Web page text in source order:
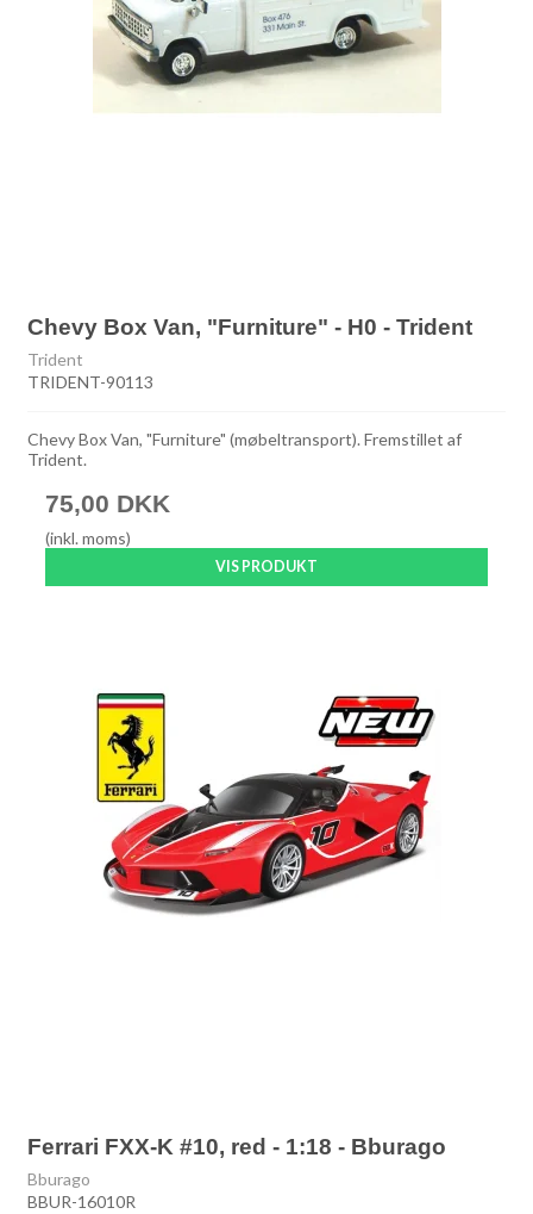
Chevy Box Van, "Furniture" - H0 - Trident
Trident
TRIDENT-90113
Chevy Box Van, "Furniture" (møbeltransport). Fremstillet af
Trident.
75,00 DKK
(inkl. moms)
VIS PRODUKT
Ferrari FXX-K #10, red - 1:18 - Bburago
Bburago
BBUR-16010R